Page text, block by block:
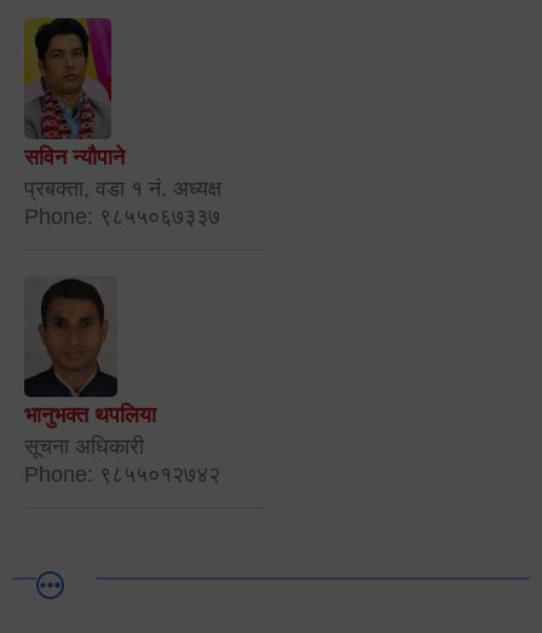
सविन न्यौपाने
प्रबक्ता, वडा १ नं. अध्यक्ष
Phone: ९८५५०६७३३७
भानुभक्त थपलिया
सूचना अधिकारी
Phone: ९८५५०१२७४२